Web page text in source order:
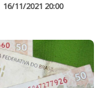
16/11/2021 20:00